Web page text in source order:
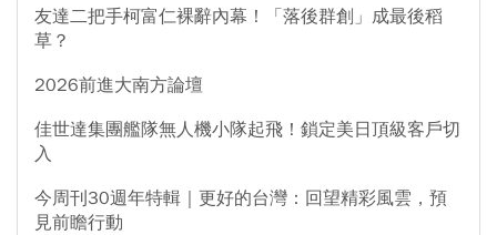
友達二把手柯富仁裸辭內幕！「落後群創」成最後稻
草？
2026前進大南方論壇
佳世達集團艦隊無人機小隊起飛！鎖定美日頂級客戶切
入
今周刊30週年特輯｜更好的台灣：回望精彩風雲，預
見前瞻行動